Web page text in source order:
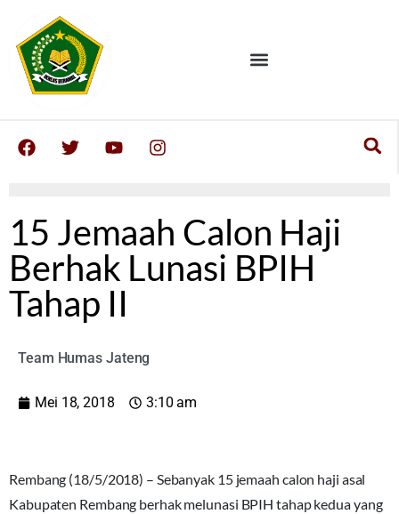
15 Jemaah Calon Haji
Berhak Lunasi BPIH
Tahap II
Team Humas Jateng
Mei 18, 2018 3:10 am
Rembang (18/5/2018) – Sebanyak 15 jemaah calon haji asal
Kabupaten Rembang berhak melunasi BPIH tahap kedua yang